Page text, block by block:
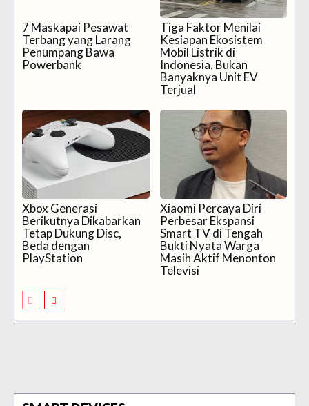
7 Maskapai Pesawat
Terbang yang Larang
Penumpang Bawa
Powerbank
Tiga Faktor Menilai
Kesiapan Ekosistem
Mobil Listrik di
Indonesia, Bukan
Banyaknya Unit EV
Terjual
Xbox Generasi
Berikutnya Dikabarkan
Tetap Dukung Disc,
Beda dengan
PlayStation
Xiaomi Percaya Diri
Perbesar Ekspansi
Smart TV di Tengah
Bukti Nyata Warga
Masih Aktif Menonton
Televisi